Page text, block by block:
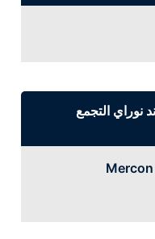
نوراي التجمع
شركة ميركون للتطوير العقاري Mercon